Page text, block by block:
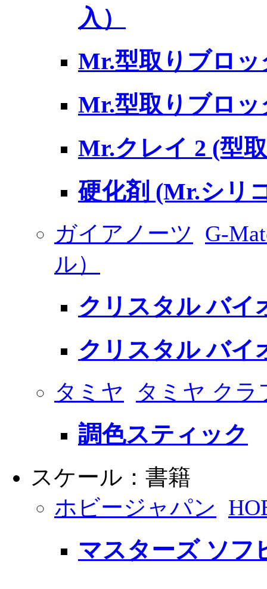
入）
Mr.型取りブロ
Mr.型取りブロ
Mr.クレイ 2 (型
硬化剤 (Mr.シリ
ガイアノーツ
G-
ル）
クリスタル バイ
クリスタル バイ
タミヤ タミヤ クラ
調色スティック
スケール：書籍
ホビージャパン
マスターズ ソフ